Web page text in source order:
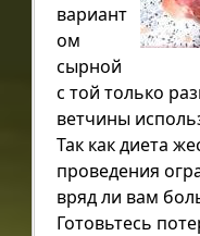
вариант
ом
сырной
с той только
ветчины
Так как диета
проведения
вряд ли вам
Готовьтесь